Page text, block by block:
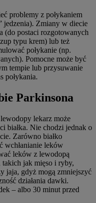
problemy z połykaniem
jedzenia). Zmiany w diecie
(do postaci rozgotowanych
typu krem) lub też
połykanie (np.
Pomocne może być
tempie lub przysuwanie
połykania.
Parkinsona
lekarz może
białka. Nie chodzi jednak o
Zarówno białko
wchłanianie leków
leków z lewodopą
takich jak mięso i ryby,
jaja, gdyż mogą zmniejszyć
działania dawki.
– albo 30 minut przed